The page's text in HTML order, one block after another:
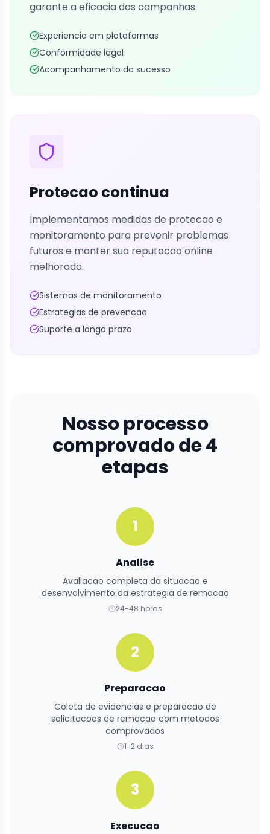
garante a eficacia das campanhas.
Experiencia em plataformas
Conformidade legal
Acompanhamento do sucesso
Protecao continua
Implementamos medidas de protecao e
monitoramento para prevenir problemas
futuros e manter sua reputacao online
melhorada.
Sistemas de monitoramento
Estrategias de prevencao
Suporte a longo prazo
Nosso processo
comprovado de 4
etapas
1
Analise
Avaliacao completa da situacao e
desenvolvimento da estrategia de remocao
24-48 horas
2
Preparacao
Coleta de evidencias e preparacao de
solicitacoes de remocao com metodos
comprovados
1-2 dias
3
Execucao